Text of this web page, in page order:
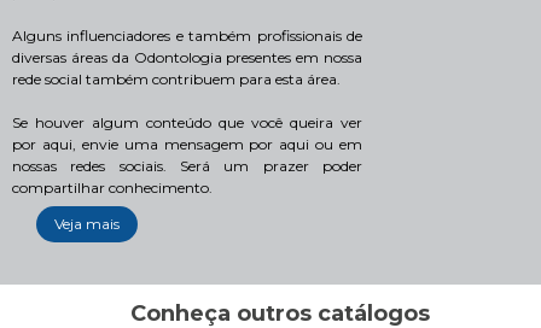
Alguns influenciadores e também profissionais de
diversas áreas da Odontologia presentes em nossa
rede social também contribuem para esta área.
Se houver algum conteúdo que você queira ver
por aqui, envie uma mensagem por aqui ou em
nossas redes sociais. Será um prazer poder
compartilhar conhecimento.
Veja mais
Conheça outros catálogos